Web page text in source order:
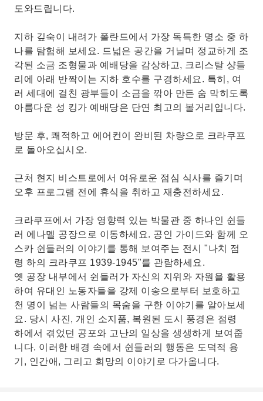
도와드립니다.
지하 깊숙이 내려가 폴란드에서 가장 독특한 명소 중 하
나를 탐험해 보세요. 드넓은 공간을 거닐며 정교하게 조
각된 소금 조형물과 예배당을 감상하고, 크리스탈 샹들
리에 아래 반짝이는 지하 호수를 구경하세요. 특히, 여
러 세대에 걸친 광부들이 소금을 깎아 만든 숨 막히도록
아름다운 성 킹가 예배당은 단연 최고의 볼거리입니다.
방문 후, 쾌적하고 에어컨이 완비된 차량으로 크라쿠프
로 돌아오십시오.
근처 현지 비스트로에서 여유로운 점심 식사를 즐기며
오후 프로그램 전에 휴식을 취하고 재충전하세요.
크라쿠프에서 가장 영향력 있는 박물관 중 하나인 쉰들
러 에나멜 공장으로 이동하세요. 공인 가이드와 함께 오
스카 쉰들러의 이야기를 통해 보여주는 전시 "나치 점
령 하의 크라쿠프 1939-1945"를 관람하세요.
옛 공장 내부에서 쉰들러가 자신의 지위와 자원을 활용
하여 유대인 노동자들을 강제 이송으로부터 보호하고
천 명이 넘는 사람들의 목숨을 구한 이야기를 알아보세
요. 당시 사진, 개인 소지품, 복원된 도시 풍경은 점령
하에서 겪었던 공포와 고난의 일상을 생생하게 보여줍
니다. 이러한 배경 속에서 쉰들러의 행동은 도덕적 용
기, 인간애, 그리고 희망의 이야기로 다가옵니다.